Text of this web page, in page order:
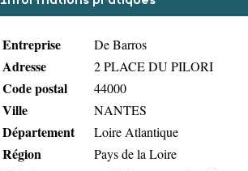
Entreprise De Barros
Adresse 2 PLACE DU PILORI
Code postal 44000
Ville NANTES
Département Loire Atlantique
Région Pays de la Loire